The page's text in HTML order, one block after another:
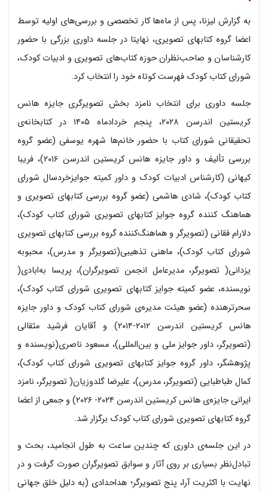
به گزارش لیزنا، پس از ماه‌ها کار تخصصی و بررسی‌های اولیه توسط
اعضا گروه کتابهای تصویری، نهایتا در جلسه داوری بزرگی با حضور
کارشناسان و صاحب‌نظران حوزه کتاب‌های تصویری و ادبیات کودک،
شورای کتاب کودک فهرست کوتاه خود را انتخاب کرد.
جلسه داوری برای انتخاب نامزد بخش تصویرگری جایزه هانس
کریستین اندرسن ۲۰۲۸، پنجم خردادماه ۱۴۰۵ در کتابخانه‌ی
تحقیقانی شورای کتاب با حضور خانم‌ها شهره یوسفی (عضو گروه
بررسی تألیف و داور جایزه هانس کریستین اندرسن ۲۰۱۶)، فریبا
کیهانی (کارشناس ادبیات کودک و داور کمیته جوایزخردسال شورای
کتاب کودک)، شادی هاشمی (عضو گروه بررسی کتابهای تصویری و
هماهنگ کننده گروه جوایز کتابهای تصویری شورای کتاب کودک)،
دلارام فقانی (تصویرگر و هماهنگ‌کننده گروه بررسی کتابهای تصویری
شورای کتاب کودک)، ماهنی تذهیبی(تصویرگر و مدرس)، محبوبه
یزدانی( تصویرگر، مدیرعامل انجمن تصویرگران)، پریسا به‌ابادی(
نویسنده، عضو کمیته جوایز کتابهای تصویری شورای کتاب کودک)،
سحرترهنده (عضو هیئت مدیره‌ی شورای کتاب کودک و داور جایزه
هانس کریستین اندرسن ۲۰۱۲-۲۰۱۴) و آقایان فرشید مثقالی
(تصویرگر، داور جوایز ملی و بین‌المللی)، مسعود ناصری(نویسنده و‌
پژوهشگر، داور گروه جوایز کتابهای تصویری شورای کتاب کودک)،
کمال طباطبایی (تصویرگر، مدرس)، علیرضا گلدوزیان( تصویرگر، نامزد
ایرانی جایزه‌ی هانس کریستین اندرسن ۲۰۲۴- ۲۰۲۶) و جمعی از اعضا
گروه کتابهای تصویری شورای کتاب کودک برگزار شد.
در این جلسه‌ی داوری که چندین ساعت به طول انجامید، بحث و
تبادل‌نظر بسیاری بر روی آثار و سوابق تصویرگران صورت گرفت و در
نهایت با اکثریت آرا، پنج تصویرگر؛ هداحدادی (به دلیل خلق جهانی